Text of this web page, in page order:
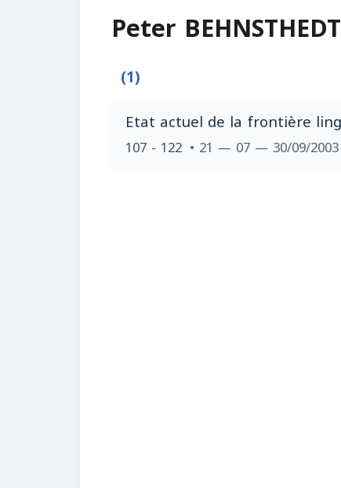
Peter BEHNSTHEDT
(1)
Etat actuel de la frontière
107 - 122 • 21 — 07 — 30/09/2003